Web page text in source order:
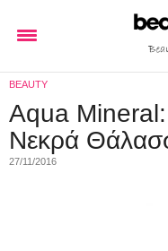
BEAUTY
Aqua Mineral:
Νεκρά
27/11/2016